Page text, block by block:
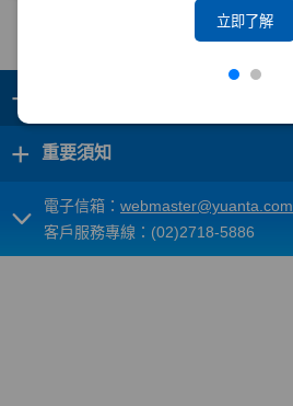
立即了解
+
+ 重要須知
電子信箱： webmaster@yuanta.com
客戶服務專線：(02)2718-5886